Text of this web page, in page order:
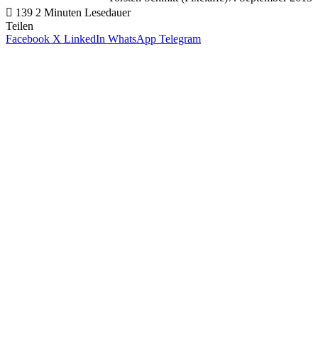
139 2 Minuten Lesedauer
Teilen
Facebook X LinkedIn WhatsApp Telegram